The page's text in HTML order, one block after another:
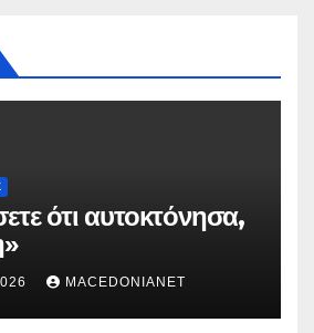
ότι αυτοκτόνησα,
MACEDONIANET